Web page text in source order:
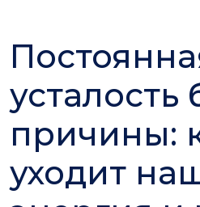
усталость
причины:
уходит